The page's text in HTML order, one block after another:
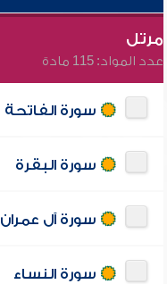
مرتل
عدد المواد: 115 مادة
سورة الفاتحة
سورة البقرة
سورة آل عمران
سورة النساء